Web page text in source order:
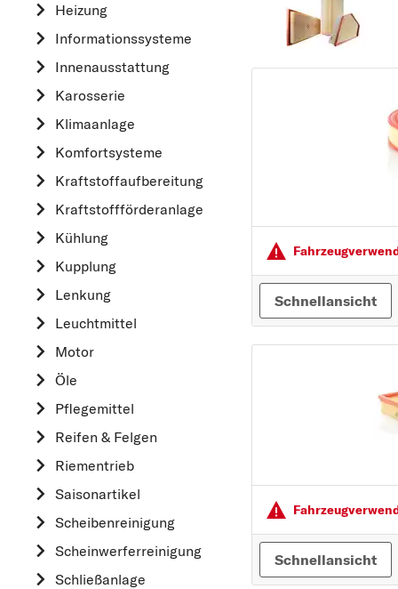
Heizung
Informationssysteme
Innenausstattung
Karosserie
Klimaanlage
Komfortsysteme
Kraftstoff­aufbereitung
Kraftstoff­förderanlage
Kühlung
Kupplung
Lenkung
Leuchtmittel
Motor
Öle
Pflegemittel
Reifen & Felgen
Riementrieb
Saisonartikel
Scheibenreinigung
Scheinwerferreinigung
Schließanlage
OPEL
MERCEDES-BENZ
FORD
C
CHEVROLET
CITROËN
D
FORD
H
HONDA
HYUNDAI
Schnellansicht
Schnellansicht